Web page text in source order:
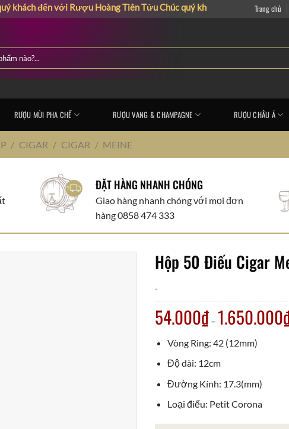
đến với Rượu Hoàng Tiên TửuChúc quý khách có những giây phút mua
Trang chủ
RƯỢU MÙI PHA CHẾ RƯỢU VANG & CHAMPAGNE RƯỢU CHÂU Á
/ CIGAR / CIGAR / MEINE
ĐẶT HÀNG NHANH CHÓNG
Giao hàng nhanh chóng với mọi đơn
hàng 0858 474 333
Hộp 50 Điếu Cigar
-
54.000₫ – 1.650.000
Vòng Ring: 42 (12mm)
Độ dài: 12cm
Đường Kính: 17.3(mm)
Loại điếu: Petit Corona